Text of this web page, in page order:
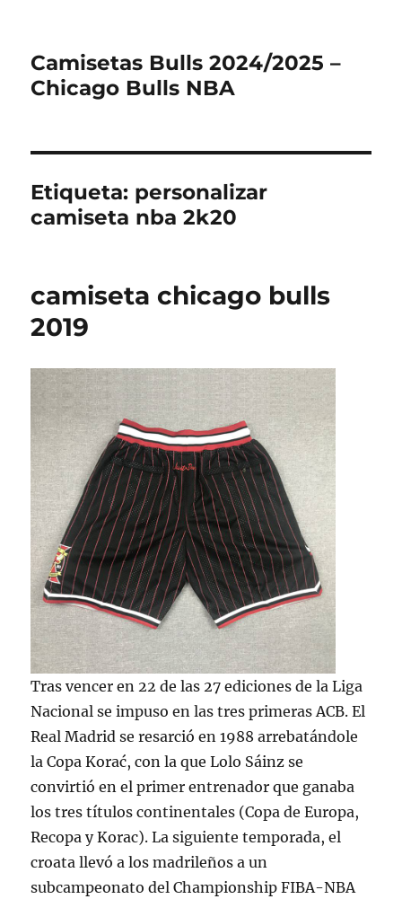
Camisetas Bulls 2024/2025 –
Chicago Bulls NBA
Etiqueta: personalizar
camiseta nba 2k20
camiseta chicago bulls
2019
Tras vencer en 22 de las 27 ediciones de la Liga
Nacional se impuso en las tres primeras ACB. El
Real Madrid se resarció en 1988 arrebatándole
la Copa Korać, con la que Lolo Sáinz se
convirtió en el primer entrenador que ganaba
los tres títulos continentales (Copa de Europa,
Recopa y Korac). La siguiente temporada, el
croata llevó a los madrileños a un
subcampeonato del Championship FIBA-NBA